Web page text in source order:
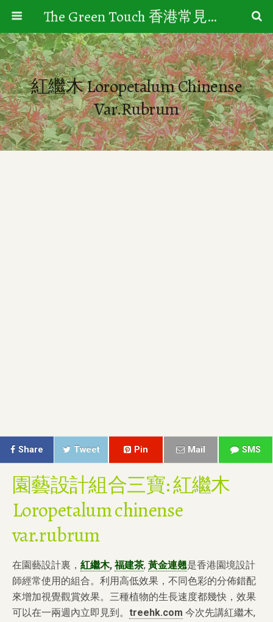
The Green Touch 香港常見樹木園藝生活
紅繼木 Loropetalum Chinense
Var.rubrum
Share Tweet Pin Mail SMS
園藝設計組合三寶: 紅繼木
Loropetalum chinense
var.rubrum
在園藝設計裏， 紅繼木, 福建茶, 黃金連翹是香港園境設計
師經常使用的組合。利用高低效果，不同色彩的分佈錯配
來增加視覺觀賞效果。三種植物的生長速度都幾快，效果
可以在一兩週內立即見到。 treehk.com 今次先講紅繼木,